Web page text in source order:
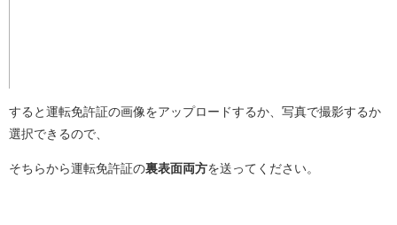
すると運転免許証の画像をアップロードするか、写真で撮影するか
選択できるので、
そちらから運転免許証の裏表面両方を送ってください。